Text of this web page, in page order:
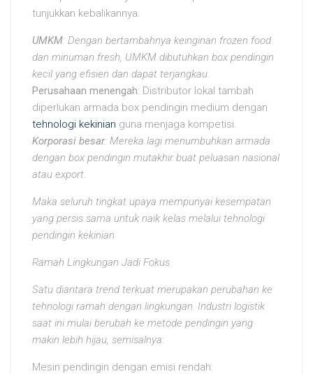
tunjukkan kebalikannya.
UMKM: Dengan bertambahnya keinginan frozen food
dan minuman fresh, UMKM dibutuhkan box pendingin
kecil yang efisien dan dapat terjangkau.
Perusahaan menengah: Distributor lokal tambah
diperlukan armada box pendingin medium dengan
tehnologi kekinian guna menjaga kompetisi.
Korporasi besar: Mereka lagi menumbuhkan armada
dengan box pendingin mutakhir buat peluasan nasional
atau export.
Maka seluruh tingkat upaya mempunyai kesempatan
yang persis sama untuk naik kelas melalui tehnologi
pendingin kekinian.
Ramah Lingkungan Jadi Fokus
Satu diantara trend terkuat merupakan perubahan ke
tehnologi ramah dengan lingkungan. Industri logistik
saat ini mulai berubah ke metode pendingin yang
makin lebih hijau, semisalnya:
Mesin pendingin dengan emisi rendah.